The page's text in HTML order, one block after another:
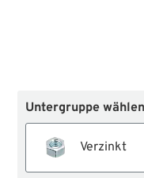
Untergruppe
Verzinkt